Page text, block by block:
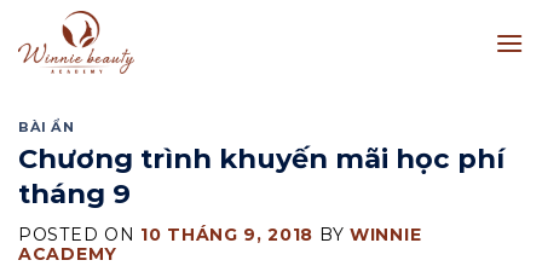
to
content
BÀI ẨN
Chương trình khuyến mãi học phí
tháng 9
POSTED ON 10 THÁNG 9, 2018 BYWINNIE
ACADEMY